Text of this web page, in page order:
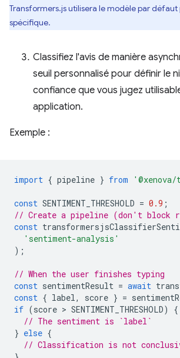
Transformers.js utilisera le modèle par
spécifique.
Classifiez l'avis de manière
seuil personnalisé pour définir le
confiance que vous jugez
application.
Exemple :
import { pipeline } from
const SENTIMENT_THRESHOLD = 0.9 ;
// Create a pipeline (don't block
const
'sentiment-analysis'
);
// When the user finishes typing
const sentimentResult = await
const { label , score } =
if (score > SENTIMENT_THRESHOLD)
{
// The sentiment is `label`
} else {
// Classification is not